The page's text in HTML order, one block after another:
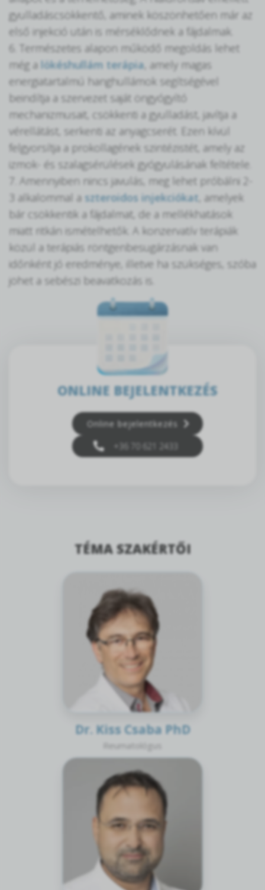
gyulladáscsökkentő, aminek köszönhetően már az
első injekció után is mérséklődnek a fájdalmak.
6. Természetes alapon működő megoldás lehet
még a lökéshullám terápia , amely magas
energiatartalmú hanghullámok segítségével
beindítja a szervezet saját öngyógyító
mechanizmusait, csökkenti a gyulladást, javítja a
vérellátást, serkenti az anyagcserét. Ezen kívül
felgyorsítja a prokollagének szintézistét, amely az
izmok- és szalagsérülések gyógyulásának feltétele.
7. Amennyiben nincs javulás, meg lehet próbálni 2-
3 alkalommal a szteroidos injekciókat , amelyek
bár csökkentik a fájdalmat, de a mellékhatások
miatt ritkán ismételhetők. A konzervatív terápiák
közül a terápiás röntgenbesugárzásnak van
időnként jó eredménye, illetve ha szükséges, szóba
jöhet a sebészi beavatkozás is.
ONLINE BEJELENTKEZÉS
Online bejelentkezés
+36 70 621 2433
TÉMA SZAKÉRTŐI
Dr. Kiss Csaba PhD
Reumatológus